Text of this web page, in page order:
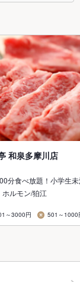
和泉多摩川店
分食べ放題！小学生
ホルモン/狛江
～3000円 501～1000